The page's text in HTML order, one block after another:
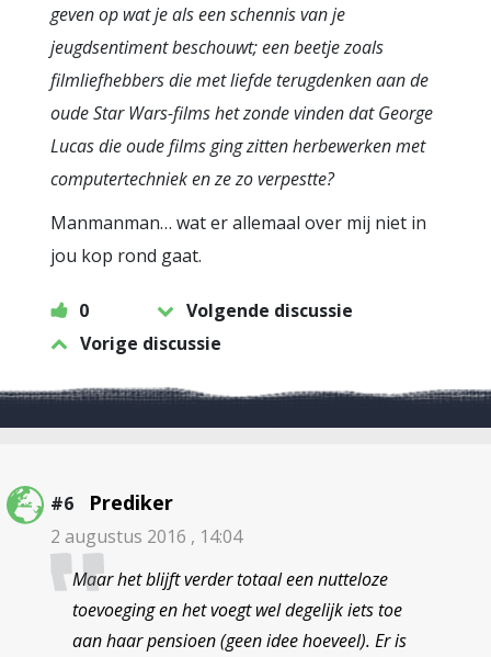
geven op wat je als een schennis van je
jeugdsentiment beschouwt; een beetje zoals
filmliefhebbers die met liefde terugdenken aan de
oude Star Wars-films het zonde vinden dat George
Lucas die oude films ging zitten herbewerken met
computertechniek en ze zo verpestte?
Manmanman… wat er allemaal over mij niet in
jou kop rond gaat.
0
Volgende discussie
Vorige discussie
#6 Prediker
2 augustus 2016 , 14:04
Maar het blijft verder totaal een nutteloze
toevoeging en het voegt wel degelijk iets toe
aan haar pensioen (geen idee hoeveel). Er is